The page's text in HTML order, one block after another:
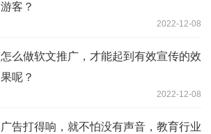
游客？
2022-12-08
怎么做软文推广，才能起到有效宣传的效
果呢？
2022-12-08
广告打得响，就不怕没有声音，教育行业